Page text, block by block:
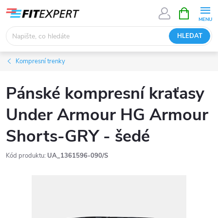
obsah
HLEDAT
NÁKUPNÍ
KOŠÍK
Kompresní trenky
Pánské kompresní kraťasy
Under Armour HG Armour
Shorts-GRY - šedé
Kód produktu: UA_1361596-090/S